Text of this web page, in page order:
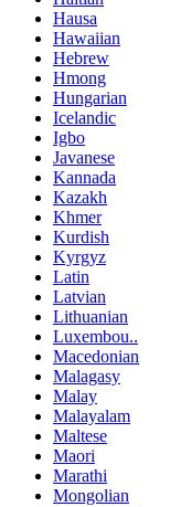
Hausa
Hawaiian
Hebrew
Hmong
Hungarian
Icelandic
Igbo
Javanese
Kannada
Kazakh
Khmer
Kurdish
Kyrgyz
Latin
Latvian
Lithuanian
Luxembou..
Macedonian
Malagasy
Malay
Malayalam
Maltese
Maori
Marathi
Mongolian